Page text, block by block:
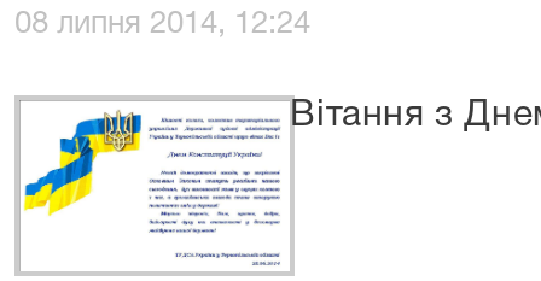
08 липня 2014, 12:24
Вітання з